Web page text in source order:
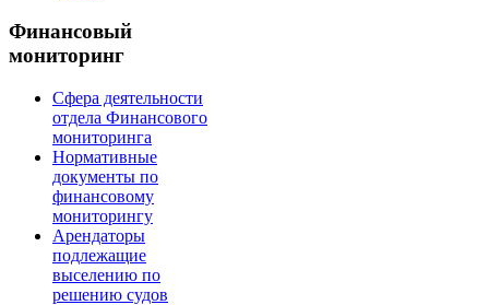
Финансовый
мониторинг
Сфера деятельности
отдела Финансового
мониторинга
Нормативные
документы по
финансовому
мониторингу
Арендаторы
подлежащие
выселению по
решению судов